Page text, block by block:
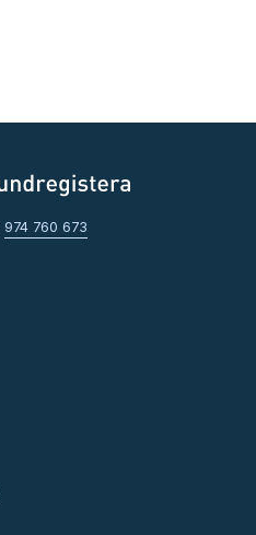
974 760 673